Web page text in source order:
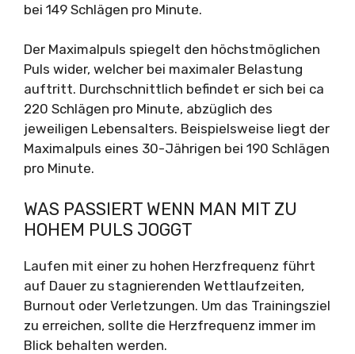
bei 149 Schlägen pro Minute.
Der Maximalpuls spiegelt den höchstmöglichen
Puls wider, welcher bei maximaler Belastung
auftritt. Durchschnittlich befindet er sich bei ca
220 Schlägen pro Minute, abzüglich des
jeweiligen Lebensalters. Beispielsweise liegt der
Maximalpuls eines 30-Jährigen bei 190 Schlägen
pro Minute.
WAS PASSIERT WENN MAN MIT ZU
HOHEM PULS JOGGT
Laufen mit einer zu hohen Herzfrequenz führt
auf Dauer zu stagnierenden Wettlaufzeiten,
Burnout oder Verletzungen. Um das Trainingsziel
zu erreichen, sollte die Herzfrequenz immer im
Blick behalten werden.